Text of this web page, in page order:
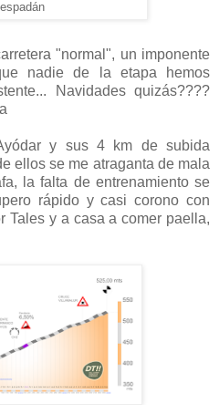
"normal", un imponente
nadie de la etapa hemos
Navidades quizás????
y sus 4 km de subida
ellos se me atraganta de mala
la falta de entrenamiento se
rápido y casi corono con
Tales y a casa a comer paella,